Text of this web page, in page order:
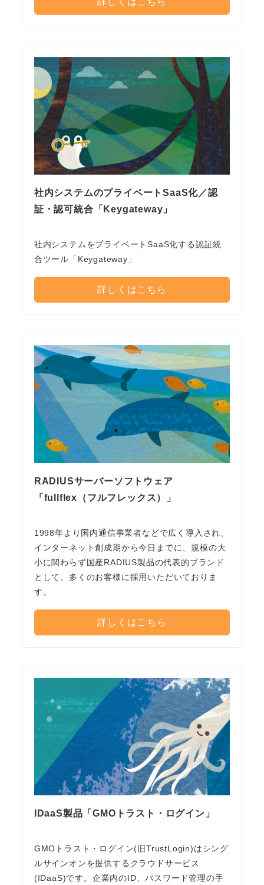
社内システムのプライベートSaaS化／認
証・認可統合「Keygateway」
社内システムをプライベートSaaS化する認証統
合ツール「Keygateway」
詳しくはこちら
RADIUSサーバーソフトウェア
「fullflex（フルフレックス）」
1998年より国内通信事業者などで広く導入され、
インターネット創成期から今日までに、規模の大
小に関わらず国産RADIUS製品の代表的ブランド
として、多くのお客様に採用いただいておりま
す。
詳しくはこちら
IDaaS製品「GMOトラスト・ログイン」
GMOトラスト・ログイン(旧TrustLogin)はシング
ルサインオンを提供するクラウドサービス
(IDaaS)です。企業内のID、パスワード管理の手